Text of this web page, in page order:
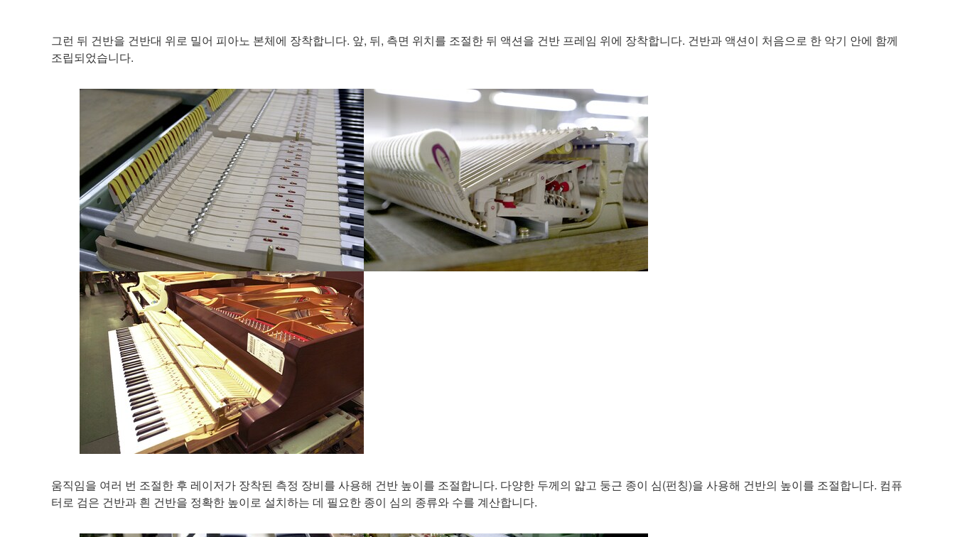
그런 뒤 건반을 건반대 위로 밀어 피아노 본체에 장착합니다. 앞, 뒤, 측면 위치를 조절한 뒤 액션을 건반 프레임 위에 장착합니다. 건반과 액션이 처음으로 한 악기 안에 함께
조립되었습니다.
움직임을 여러 번 조절한 후 레이저가 장착된 측정 장비를 사용해 건반 높이를 조절합니다. 다양한 두께의 얇고 둥근 종이 심(펀칭)을 사용해 건반의 높이를 조절합니다. 컴퓨
터로 검은 건반과 흰 건반을 정확한 높이로 설치하는 데 필요한 종이 심의 종류와 수를 계산합니다.